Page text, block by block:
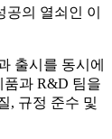
의 열쇠인 이
출시를 동시에
품과 R&D 팀을
, 규정 준수 및